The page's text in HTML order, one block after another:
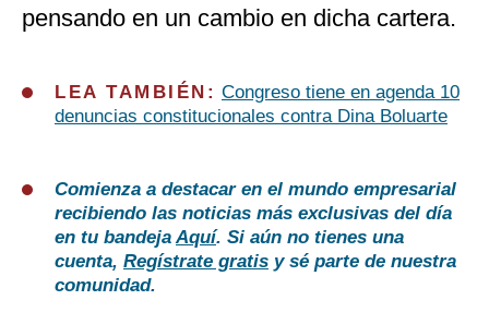
pensando en un cambio en dicha cartera.
LEA TAMBIÉN: Congreso tiene en agenda 10
denuncias constitucionales contra Dina Boluarte
Comienza a destacar en el mundo empresarial
recibiendo las noticias más exclusivas del día
en tu bandejaAquí. Si aún no tienes una
cuenta, Regístrate gratis y sé parte de nuestra
comunidad.